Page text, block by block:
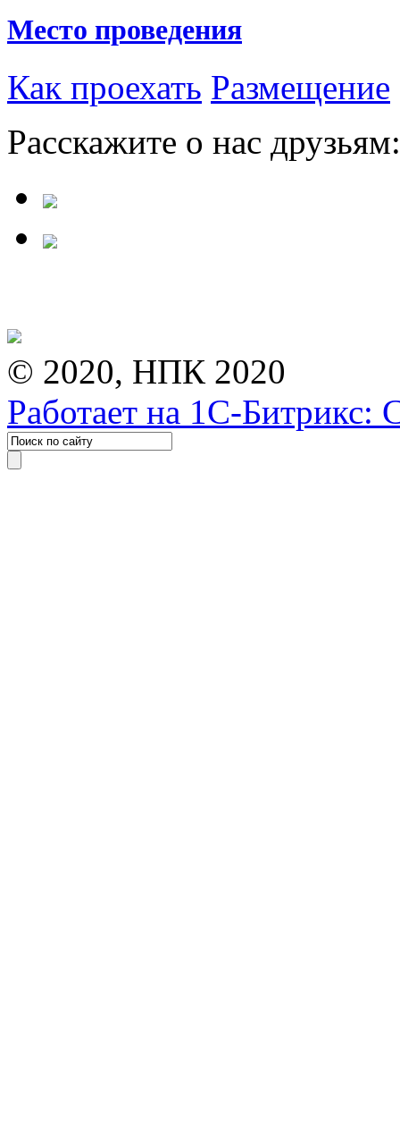
Место проведения
Как проехать Размещение
Расскажите о нас друзьям:
© 2020, НПК 2020
Работает на 1С-Битрикс: